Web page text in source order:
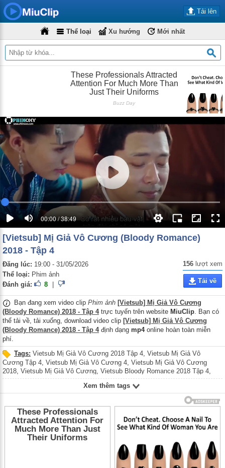
Tải lên
Thể loại Xu hướng Mới nhất
00:00 / 38:49
[Vietsub] Mị Giả Vô Cương (Bloody Romance)
2018 - Tập 4
Đăng lúc: 19:00 - 31/05/2026
Thể loại: Phim ảnh
Đánh giá:
8
156 lượt xem
Tải về
Bạn đang xem video clip Phim ảnh [Vietsub] Mị Giả Vô Cương
(Bloody Romance) 2018 - Tập 4trực tuyến trên website MiuClip. Bạn có
thể tải về, tải xuống, download video clip [Vietsub] Mị Giả Vô Cương
(Bloody Romance) 2018 - Tập 4định dạng mp4online hoàn toàn miễn
phí.
Tags: Vietsub Mị Giả Vô Cương 2018 Tập 4, Vietsub Mị Giả Vô
Cương Tập 4 Vietsub Mị Giả Vô Cương 4 Vietsub Mị Giả Vô Cương
2018 Vietsub Mị Giả Vô Cương Vietsub Bloody Romance 2018 Tập 4
Vietsub Bloody Romance Tập 4,Vietsub Bloody Romance 4,Vietsub
Vietsub Bloody Romance
Mị Giả Vô Cương
2018,Mị Giả Vô Cương,Bloody Romance 2018 Tập 4,Bloody Romance
,Bloody Romance 4,Bloody Romance 2018
cổ trang Trung Quốc,Phim cổ trang Phim Trung Quốc ,Vietsub Mi Gia Vo
Cuong 2018 Tap 4, Vietsub Mi Gia Vo Cuong Tap 4,Vietsub Mi Gia Vo
, Vietsub Mi Gia Vo Cuong 2018
Vietsub Bloody Romance Tap 4 , Mi
Mi Gia Vo Cuong Tap 4, Mi Gia Vo Cuong 4, Mi
Bloody Romance 2018 Tap 4
Xem thêm tags